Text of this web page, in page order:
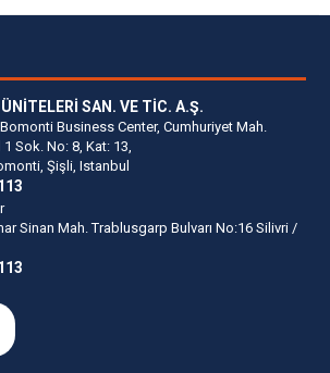
SAN. VE TİC. A.Ş.
Business Center, Cumhuriyet Mah.
Sok. No: 8, Kat: 13,
Şişli, Istanbul
Sinan Mah. Trablusgarp Bulvarı No:16 Silivri /